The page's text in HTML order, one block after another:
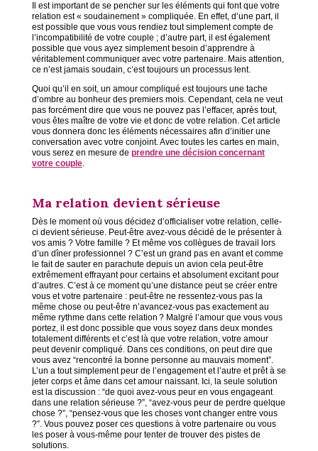
Il est important de se pencher sur les éléments qui font que votre
relation est « soudainement » compliquée. En effet, d’une part, il
est possible que vous vous rendiez tout simplement compte de
l’incompatibilité de votre couple ; d’autre part, il est également
possible que vous ayez simplement besoin d’apprendre à
véritablement communiquer avec votre partenaire. Mais attention,
ce n’est jamais soudain, c’est toujours un processus lent.
Quoi qu’il en soit, un amour compliqué est toujours une tache
d’ombre au bonheur des premiers mois. Cependant, cela ne veut
pas forcément dire que vous ne pouvez pas l’effacer, après tout,
vous êtes maître de votre vie et donc de votre relation. Cet article
vous donnera donc les éléments nécessaires afin d’initier une
conversation avec votre conjoint. Avec toutes les cartes en main,
vous serez en mesure de prendre une décision concernant
votre couple.
Ma relation devient sérieuse
Dès le moment où vous décidez d’officialiser votre relation, celle-
ci devient sérieuse. Peut-être avez-vous décidé de le présenter à
vos amis ? Votre famille ? Et même vos collègues de travail lors
d’un dîner professionnel ? C’est un grand pas en avant et comme
le fait de sauter en parachute depuis un avion cela peut-être
extrêmement effrayant pour certains et absolument excitant pour
d’autres. C’est à ce moment qu’une distance peut se créer entre
vous et votre partenaire : peut-être ne ressentez-vous pas la
même chose ou peut-être n’avancez-vous pas exactement au
même rythme dans cette relation ? Malgré l’amour que vous vous
portez, il est donc possible que vous soyez dans deux mondes
totalement différents et c’est là que votre relation, votre amour
peut devenir compliqué. Dans ces conditions, on peut dire que
vous avez “rencontré la bonne personne au mauvais moment”.
L’un a tout simplement peur de l’engagement et l’autre et prêt à se
jeter corps et âme dans cet amour naissant. Ici, la seule solution
est la discussion : “de quoi avez-vous peur en vous engageant
dans une relation sérieuse ?”, “avez-vous peur de perdre quelque
chose ?”, “pensez-vous que les choses vont changer entre vous
?”. Vous pouvez poser ces questions à votre partenaire ou vous
les poser à vous-même pour tenter de trouver des pistes de
solutions.